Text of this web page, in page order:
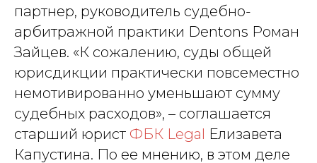
партнер, руководитель судебно-
арбитражной практики Dentons Роман
Зайцев. «К сожалению, суды общей
юрисдикции практически повсеместно
немотивированно уменьшают сумму
судебных расходов», – соглашается
старший юрист ФБК Legal Елизавета
Капустина. По ее мнению, в этом деле